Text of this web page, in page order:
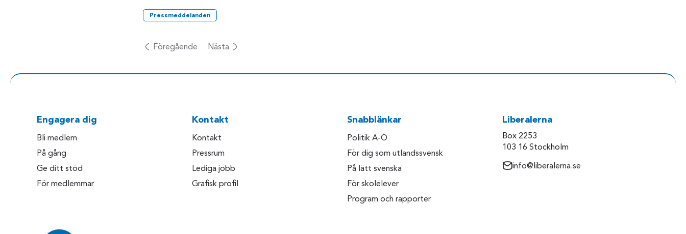
Pressmeddelanden
Föregående Nästa
Engagera dig
Bli medlem
På gång
Ge ditt stöd
För medlemmar
Kontakt
Kontakt
Pressrum
Lediga jobb
Grafisk profil
Snabblänkar
Politik A-Ö
För dig som utlandssvensk
På lätt svenska
För skolelever
Program och rapporter
Liberalerna
Box 2253
103 16 Stockholm
info@liberalerna.se